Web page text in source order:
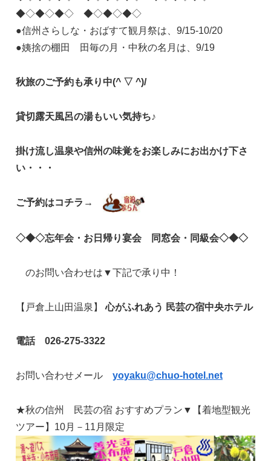
◆◇◆◇◆◇ ◆◇◆◇◆◇
●信州さらしな・おばすて観月祭は、9/15-10/20
●姨捨の棚田 田毎の月・中秋の名月は、9/19
秋旅のご予約も承り中(^ ▽ ^)/
貸切露天風呂の湯もいい気持ち♪
掛け流し温泉や信州の味覚をお楽しみにお出かけ下さ
い・・・
ご予約はコチラ→
◇◆◇忘年会・お日帰り宴会 同窓会・同級会◇◆◇
のお問い合わせは▼下記で承り中！
【戸倉上山田温泉】 心がふれあう 民芸の宿中央ホテル
電話 026-275-3322
お問い合わせメール yoyaku@chuo-hotel.net
★秋の信州 民芸の宿 おすすめプラン▼【着地型観光
ツアー】10月－11月限定